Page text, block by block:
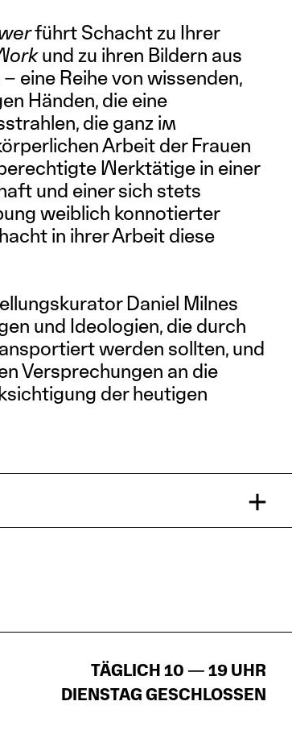
führt Schacht zu Ihrer
und zu ihren Bildern aus
– eine Reihe von wissenden,
Händen, die eine
die ganz im
Arbeit der Frauen
Werktätige in einer
und einer sich stets
weiblich konnotierter
in ihrer Arbeit diese
Daniel Milnes
und Ideologien, die durch
werden sollten, und
Versprechungen an die
der heutigen
TÄGLICH 10 — 19 UHR
DIENSTAG GESCHLOSSEN